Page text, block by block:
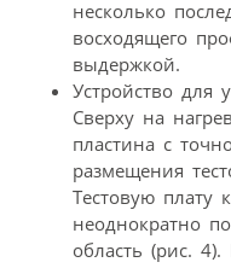
несколько
восходящего
выдержкой.
Устройство для
Сверху на
пластина с
размещения
Тестовую
неоднократно
область (рис. 4).